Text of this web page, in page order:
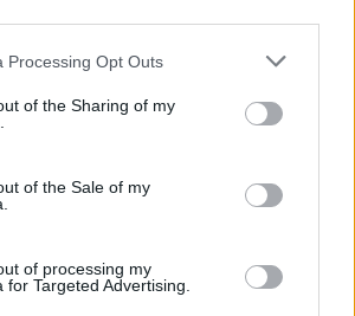
Processing Opt Outs
of the Sharing of my
of the Sale of my
of processing my
for Targeted Advertising.